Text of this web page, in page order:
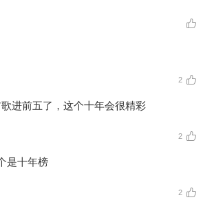
2
进前五了，这个十年会很精彩
2
是十年榜
2